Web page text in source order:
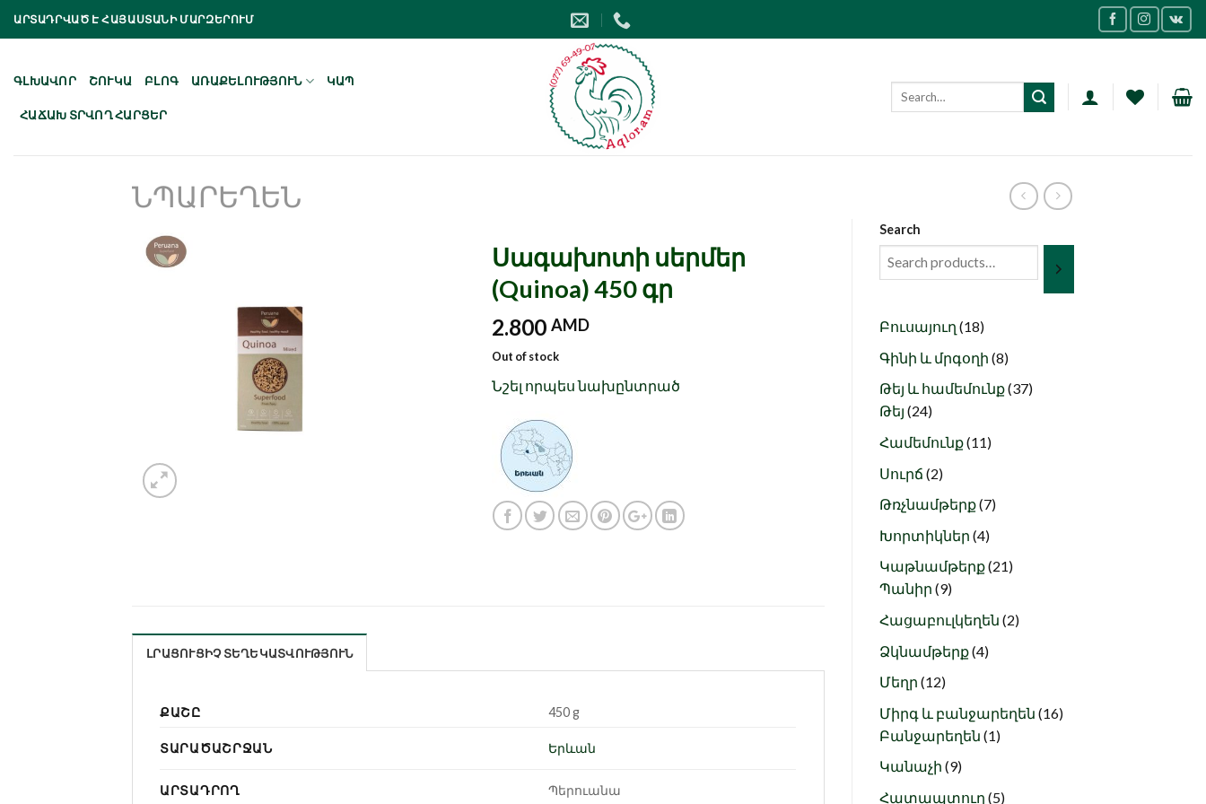
Skip
ԱՐՏԱԴՐՎԱԾ Է ՀԱՅԱՍՏԱՆԻ ՄԱՐԶԵՐՈՒՄ
ԳԼԽԱՎՈՐ ՇՈՒԿԱ ԲԼՈԳ ԱՌԱՔԵԼՈՒԹՅՈՒՆ ԿԱՊ
ՀԱՃԱԽ ՏՐՎՈՂ ՀԱՐՑԵՐ
ՆՊԱՐԵՂԵՆ
Search
Բուսայուղ 1818
products
Գինի և մրգօղի 88
Թեյ և համեմունք 3737
Թեյ 2424
products
Համեմունք 1111
Սուրճ 22
products
Թռչնամթերք 77
Խորտիկներ 44
Կաթնամթերք 2121
Պանիր 99
products
Հացաբուլկեղեն 22
Ձկնամթերք 44
Մեղր 1212
products
Միրգ և բանջարեղեն 1616
Բանջարեղեն 11
Կանաչի 99
Հատապտուղ 55
նախընտրած
Սագախոտի սերմեր
(Quinoa) 450 գր
2.800 AMD
Out of stock
Նշել որպես նախընտրած
ԼՐԱՑՈՒՑԻՉ ՏԵՂԵԿԱՏՎՈՒԹՅՈՒՆ
ՔԱՇԸ 450 g
ՏԱՐԱԾԱՇՐՋԱՆ Երևան
ԱՐՏԱԴՐՈՂ Պերուանա